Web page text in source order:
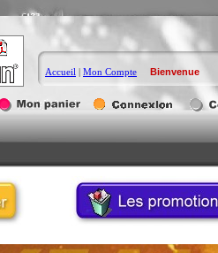
Accueil | Mon Compte Bienvenue